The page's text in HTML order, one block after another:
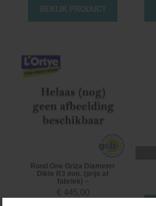
BEKIJK PRODUCT
Rond One Griza Diameter
Dikte R3 mm. (prijs af
fabriek) ~
€ 445,00